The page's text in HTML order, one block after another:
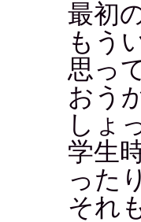
最初
もう
思っ
おう
しょ
学生
った
それ